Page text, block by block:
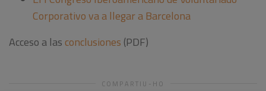
Corporativo va a llegar a Barcelona
Acceso a lasconclusiones (PDF)
COMPARTIU-HO